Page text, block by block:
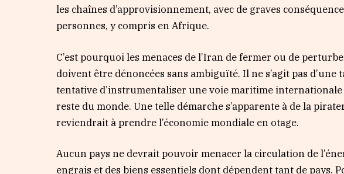
les chaînes d’approvisionnement, avec de graves
personnes, y compris en Afrique.
C’est pourquoi les menaces de l’Iran de fermer ou de
doivent être dénoncées sans ambiguïté. Il ne s’agit pas d’une
tentative d’instrumentaliser une voie maritime
reste du monde. Une telle démarche s’apparente à de la
reviendrait à prendre l’économie mondiale en otage.
Aucun pays ne devrait pouvoir menacer la circulation de
engrais et des biens essentiels dont dépendent tant de pays.